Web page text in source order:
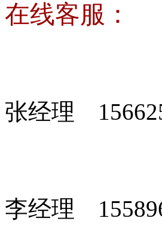
在线客服：
张经理
李经理